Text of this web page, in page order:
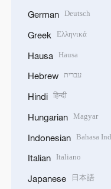
German Deutsch
Greek Ελληνικά
Hausa Hausa
Hebrew עברית
Hindi हिन्दी
Hungarian Magyar
Indonesian Bahasa
Italian Italiano
Japanese 日本語